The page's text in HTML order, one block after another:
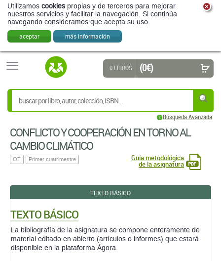
Utilizamos cookies propias y de terceros para mejorar
nuestros servicios y facilitar la navegación. Si continúa
navegando consideramos que acepta su uso.
aceptar más información
Búsqueda Avanzada
0 LIBROS (0 €)
CONFLICTO Y COOPERACIÓN EN TORNO AL
CAMBIO CLIMÁTICO
OT Primer cuatrimestre Guía metodológica
de la asignatura
TEXTO BÁSICO
TEXTO BÁSICO
La bibliografía de la asignatura se compone enteramente de
material editado en abierto (artículos o informes) que estará
disponible en la plataforma Ágora.